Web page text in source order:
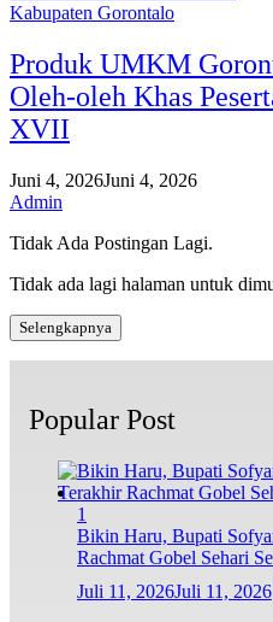
Kabupaten Gorontalo
Produk UMKM
Oleh-oleh Khas
XVII
Juni 4, 2026Juni 4, 2026
Admin
Tidak Ada Postingan Lagi.
Tidak ada lagi halaman untuk
Selengkapnya
Popular Post
1
Bikin Haru, Bupati
Rachmat Gobel Sehari
Juli 11, 2026Juli 11, 2026